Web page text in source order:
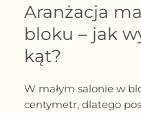
Aranżacja
bloku – jak
kąt?
W małym salonie w
centymetr, dlatego